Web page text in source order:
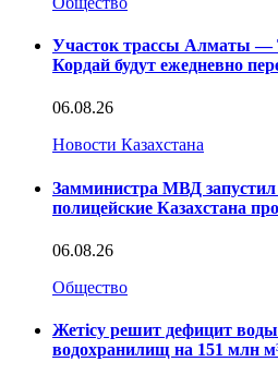
Участок трассы Алматы —
Кордай будут ежедневно
06.08.26
Новости Казахстана
Замминистра МВД
полицейские Казахстана
06.08.26
Общество
Жетісу решит дефицит
водохранилищ на 151 млн